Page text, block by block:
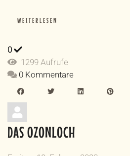
WEITERLESEN
0
1299 Aufrufe
0 Kommentare
DAS OZONLOCH